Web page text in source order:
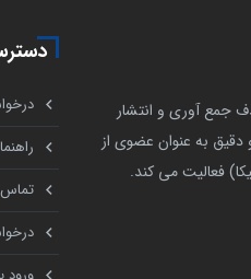
ایران از سال 1394 با هدف جمع آوری و انتشار
به عنوان عضوی از
فعالیت می کند.
تماس